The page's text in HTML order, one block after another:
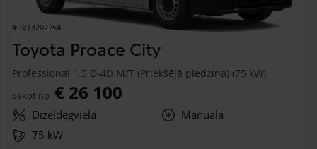
#PVT3202754
Toyota Proace City
Professional 1.5 D-4D M/T (Priekšējā piedziņa) (75 kW)
Sākot no € 26 100
Dīzeļdegviela
Manuālā
75 kW